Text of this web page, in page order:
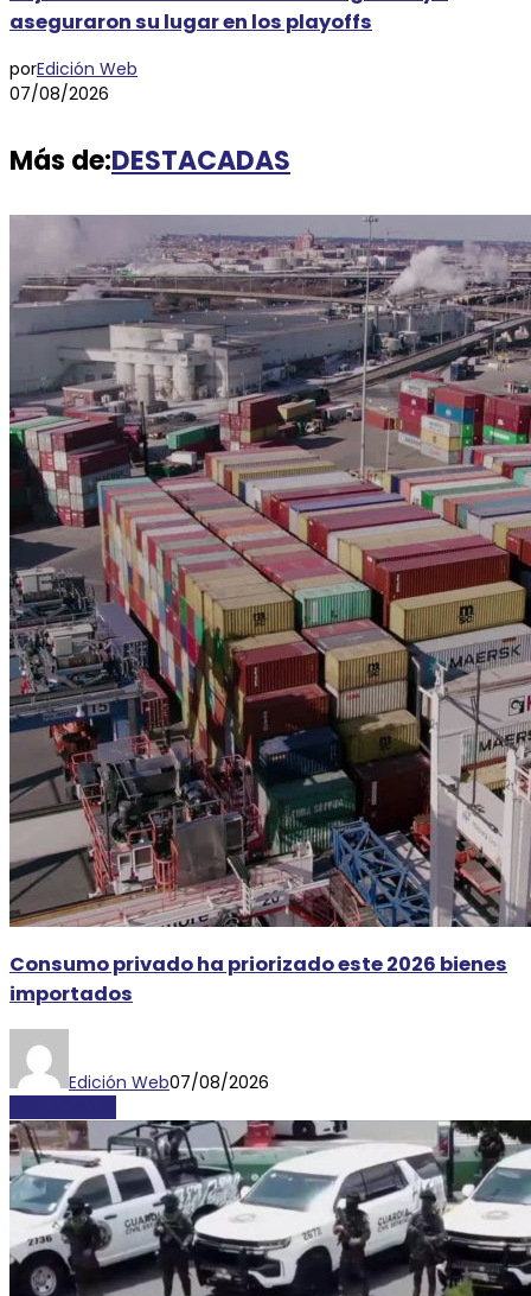
aseguraron su lugar en los playoffs
porEdición Web
07/08/2026
Más de:DESTACADAS
Consumo privado ha priorizado este 2026 bienes
importados
Edición Web07/08/2026